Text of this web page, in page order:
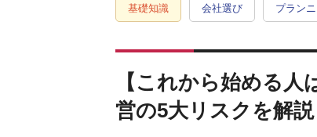
基礎知識 会社選び プラン
【これから始める
営の5大リスクを解説